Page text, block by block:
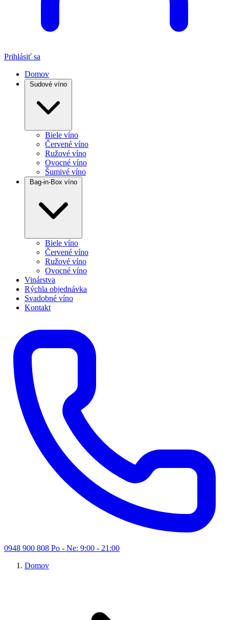
Prihlásiť sa
Domov
Sudové víno
Biele víno
Červené víno
Ružové víno
Ovocné víno
Šumivé víno
Bag-in-Box víno
Biele víno
Červené víno
Ružové víno
Ovocné víno
Vinárstva
Rýchla objednávka
Svadobné víno
Kontakt
0948 900 808 Po - Ne: 9:00 - 21:00
Domov